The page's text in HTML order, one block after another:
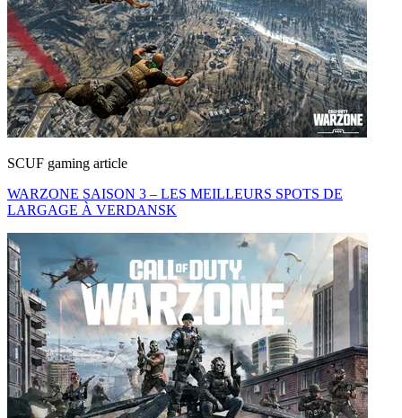
SCUF gaming article
WARZONE SAISON 3 – LES MEILLEURS SPOTS DE
LARGAGE À VERDANSK